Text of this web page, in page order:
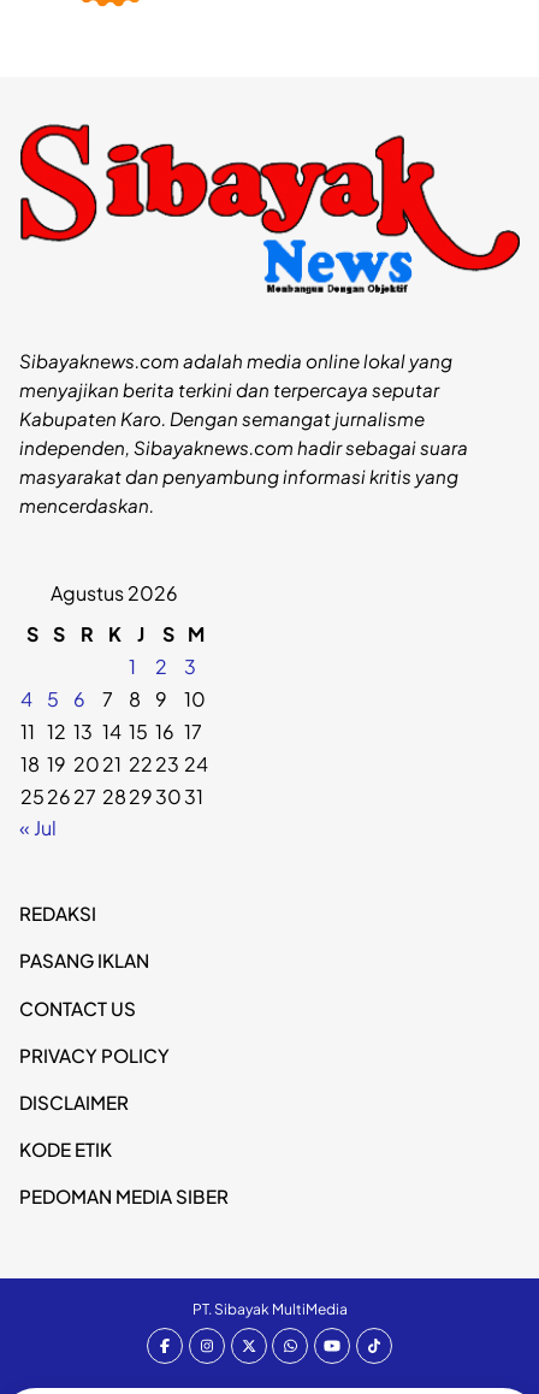
Sibayaknews.com adalah media online lokal yang
menyajikan berita terkini dan terpercaya seputar
Kabupaten Karo. Dengan semangat jurnalisme
independen, Sibayaknews.com hadir sebagai suara
masyarakat dan penyambung informasi kritis yang
mencerdaskan.
Agustus 2026
S S R K J S M
1
2
3
4
5 6 7 8 9
10
11 12 13 14 15 16 17
18 19 2021 2223 24
252627 28293031
« Jul
REDAKSI
PASANG IKLAN
CONTACT US
PRIVACY POLICY
DISCLAIMER
KODE ETIK
PEDOMAN MEDIA SIBER
PT. Sibayak MultiMedia